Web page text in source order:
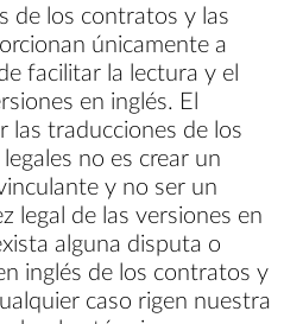
de los contratos y las
únicamente a
facilitar la lectura y el
en inglés. El
las traducciones de los
no es crear un
y no ser un
legal de las versiones en
alguna disputa o
inglés de los contratos y
caso rigen nuestra